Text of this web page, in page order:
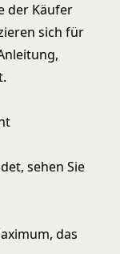
der Käufer
sich für
sehen Sie
das